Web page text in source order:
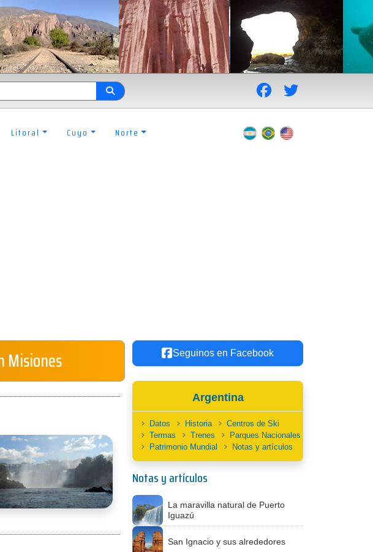
Litoral Cuyo Norte
Misiones Seguinos en Facebook
Argentina
Datos Historia
Centros de Ski
Termas
Trenes
Parques Nacionales
Patrimonio Mundial
Notas y artículos
Notas y artículos
La maravilla natural de Puerto
Iguazú
San Ignacio y sus alrededores